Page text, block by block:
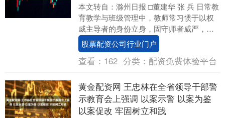
本文转自：滁州日报 □董建华 张 兵 日常教
育教学与班级管理中，教师常习惯于以权
威主导者的身份立身，固守师者威严，凡
事不肯轻易退让、低头妥协。其实真正有
格局、有....
股票配资公司行业门户
查看： 162 分类： 配资免费体验平台
黄金配资网 王忠林在全省领导干部警
示教育会上强调 以案示警 以案为鉴
以案促改 牢固树立和践